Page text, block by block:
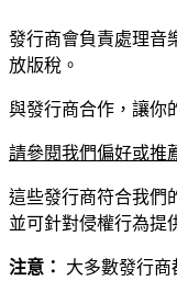
發行商會負責處理音
放版稅。
與發行商合作，讓你
請參閱我們偏好或推
這些發行商符合我們
並可針對侵權行為提
注意：
大多數發行